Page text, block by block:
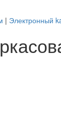
| Электронный